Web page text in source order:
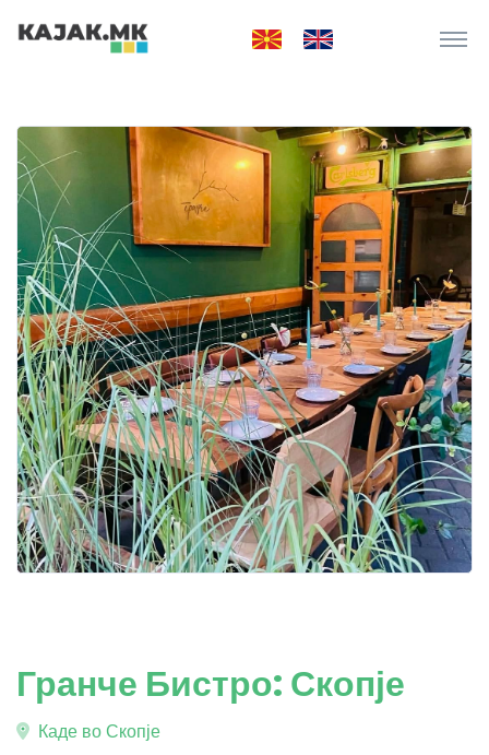
Гранче Бистро: Скопје
Каде во Скопје